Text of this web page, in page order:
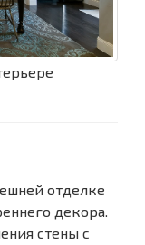
отделке
декора.
стены с